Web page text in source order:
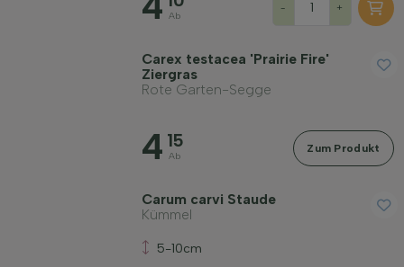
Ab
- +
Carex testacea 'Prairie Fire'
Ziergras
Rote Garten-Segge
4 15
Ab
Zum Produkt
Carum carvi Staude
Kümmel
5-10cm